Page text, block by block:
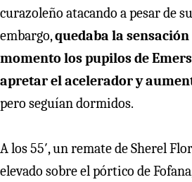
curazoleño atacando a pesar de
embargo,quedaba la
momento los pupilos de
apretar el acelerador y
pero seguían dormidos.
A los 55′, un remate de Sherel
elevado sobre el pórtico de